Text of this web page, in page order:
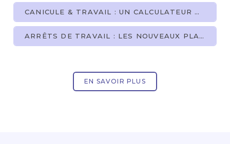
CANICULE & TRAVAIL : UN CALCULATEUR DE CHALEUR POUR S'AUTO-ÉVALUER
ARRÊTS DE TRAVAIL : LES NOUVEAUX PLAFONDS ET LA RÉFORME DES VISITES DE REPRISE CONCERNENT-ILS LES AGENTS TERRITORIAUX ?
EN SAVOIR PLUS